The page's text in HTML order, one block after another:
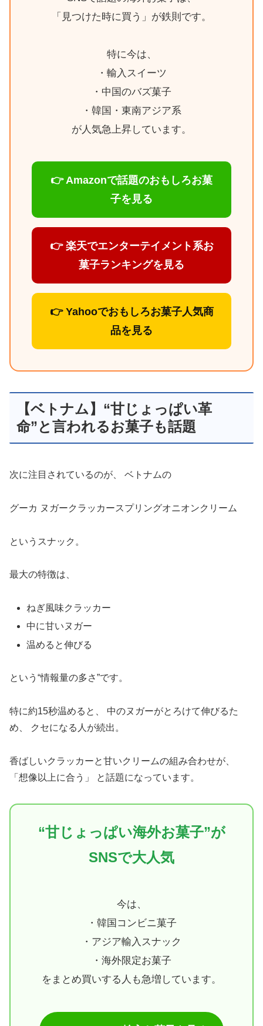
「見つけた時に買う」が鉄則です。
特に今は、
・輸入スイーツ
・中国のバズ菓子
・韓国・東南アジア系
が人気急上昇しています。
👉 Amazonで話題のおもしろお菓
子を見る
👉 楽天でエンターテイメント系お
菓子ランキングを見る
👉 Yahooでおもしろお菓子人気商
品を見る
【ベトナム】“甘じょっぱい革
命”と言われるお菓子も話題
次に注目されているのが、 ベトナムの
グーカ ヌガークラッカースプリングオニオンクリーム
というスナック。
最大の特徴は、
ねぎ風味クラッカー
中に甘いヌガー
温めると伸びる
という“情報量の多さ”です。
特に約15秒温めると、 中のヌガーがとろけて伸びるた
め、 クセになる人が続出。
香ばしいクラッカーと甘いクリームの組み合わせが、
「想像以上に合う」 と話題になっています。
“甘じょっぱい海外お菓子”が
SNSで大人気
今は、
・韓国コンビニ菓子
・アジア輸入スナック
・海外限定お菓子
をまとめ買いする人も急増しています。